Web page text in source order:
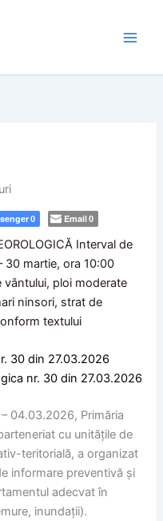
0 Email 0
Interval de
30 martie, ora 10:00
vântului, ploi moderate
ninsori, strat de
textului
30 din 27.03.2026
nr. 30 din 27.03.2026
04.03.2026, Primăria
cu unitățile de
teritorială, a organizat
informare preventivă și
adecvat în
inundații).